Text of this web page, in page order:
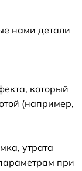
нами детали
который
(например,
утрата
при